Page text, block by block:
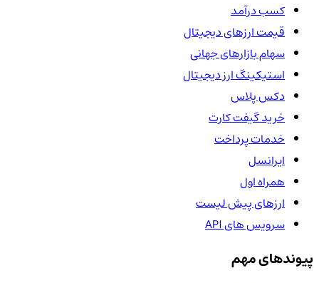
کسب درآمد
قیمت ارزهای دیجیتال
سهام بازارهای جهانی
استیکینگ ارز دیجیتال
دکس پلاس
خرید گیفت کارت
خدمات پرداخت
ایرانسل
همراه اول
ارزهای پیش لیست
سرویس های API
پیوندهای مهم